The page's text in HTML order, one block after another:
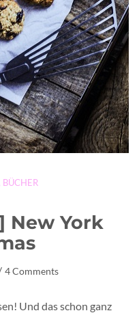
BÜCHER
New York
4 Comments
Und das schon ganz